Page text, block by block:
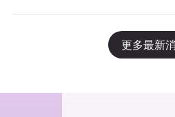
更多最新